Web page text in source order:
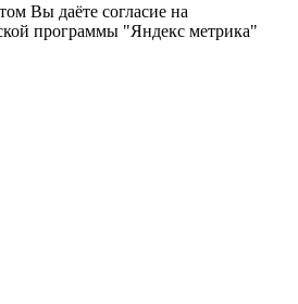
Вы даёте согласие на
программы "Яндекс метрика"